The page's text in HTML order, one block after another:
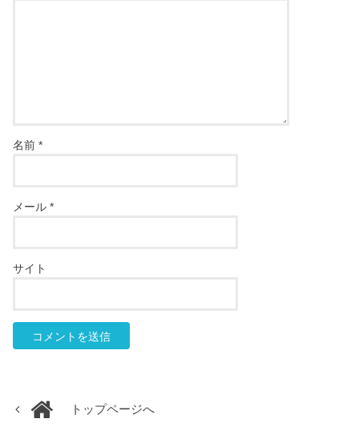
名前*
メール*
サイト
トップページへ